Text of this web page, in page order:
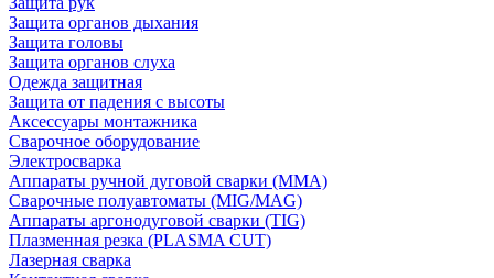
Защита органов дыхания
Защита головы
Защита органов слуха
Одежда защитная
Защита от падения с высоты
Аксессуары монтажника
Сварочное оборудование
Электросварка
Аппараты ручной дуговой сварки (MMA)
Сварочные полуавтоматы (MIG/MAG)
Аппараты аргонодуговой сварки (TIG)
Плазменная резка (PLASMA CUT)
Лазерная сварка